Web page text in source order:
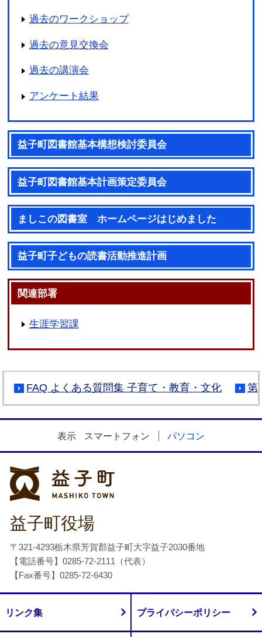
過去のワークショップ
過去の意見交換会
過去の講演会
アンケート結果
益子町図書館基本構想検討委員会
益子町図書館基本計画策定委員会
ましこの図書室 ホームページはじめました
益子町子どもの読書活動推進計画
関連部署
生涯学習課
FAQ よくある質問集 子育て・教育・文化 第
表示 スマートフォン パソコン
益子町役場
〒321-4293栃木県芳賀郡益子町大字益子2030番地
【電話番号】0285-72-2111（代表）
【Fax番号】0285-72-6430
リンク集 プライバシーポリシー